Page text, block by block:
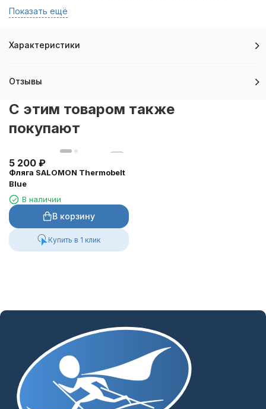
Вашей машины.
•Объём: 1,5 л.
•Размер: 50x25x12 см.
Информация о продукте предоставлена: ATOMIC©
Показать ещё
Характеристики
Отзывы
C этим товаром также
покупают
5 200 ₽
Фляга SALOMON Thermobelt
Blue
В наличии
В корзину
Купить в 1 клик